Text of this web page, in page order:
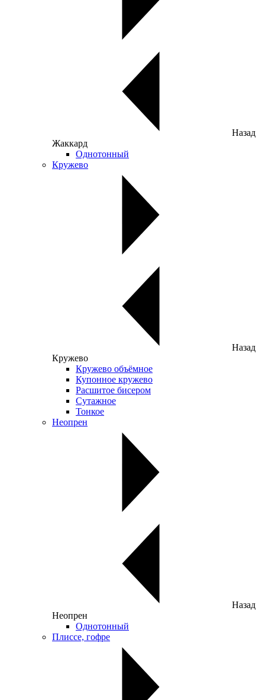
Назад
Жаккард
Однотонный
Кружево
Назад
Кружево
Кружево объёмное
Купонное кружево
Расшитое бисером
Сутажное
Тонкое
Неопрен
Назад
Неопрен
Однотонный
Плиссе, гофре